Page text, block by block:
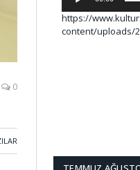
0
https://
content/uploads/